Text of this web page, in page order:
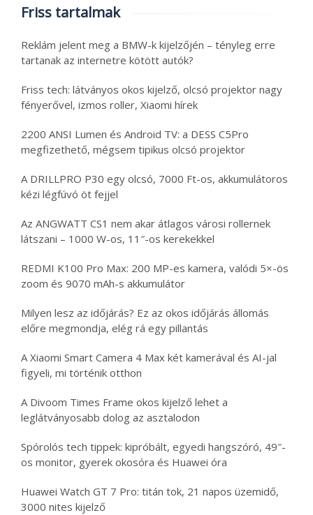
Friss tartalmak
Reklám jelent meg a BMW-k kijelzőjén – tényleg erre
tartanak az internetre kötött autók?
Friss tech: látványos okos kijelző, olcsó projektor nagy
fényerővel, izmos roller, Xiaomi hírek
2200 ANSI Lumen és Android TV: a DESS C5Pro
megfizethető, mégsem tipikus olcsó projektor
A DRILLPRO P30 egy olcsó, 7000 Ft-os, akkumulátoros
kézi légfúvó öt fejjel
Az ANGWATT CS1 nem akar átlagos városi rollernek
látszani – 1000 W-os, 11″-os kerekekkel
REDMI K100 Pro Max: 200 MP-es kamera, valódi 5×-ös
zoom és 9070 mAh-s akkumulátor
Milyen lesz az időjárás? Ez az okos időjárás állomás
előre megmondja, elég rá egy pillantás
A Xiaomi Smart Camera 4 Max két kamerával és AI-jal
figyeli, mi történik otthon
A Divoom Times Frame okos kijelző lehet a
leglátványosabb dolog az asztalodon
Spórolós tech tippek: kipróbált, egyedi hangszóró, 49″-
os monitor, gyerek okosóra és Huawei óra
Huawei Watch GT 7 Pro: titán tok, 21 napos üzemidő,
3000 nites kijelző